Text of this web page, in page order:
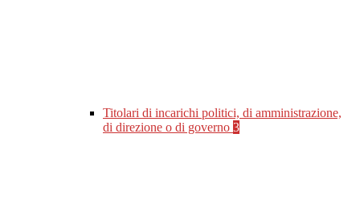
Titolari di incarichi politici, di amministrazione,
di direzione o di governo 3